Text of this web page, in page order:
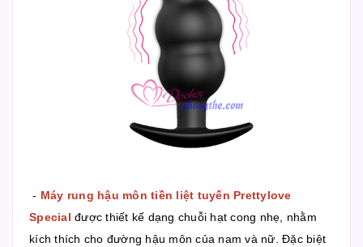
- Máy rung hậu môn tiền liệt tuyến Prettylove
Special được thiết kế dạng chuỗi hạt cong nhẹ, nhằm
kích thích cho đường hậu môn của nam và nữ. Đặc biệt